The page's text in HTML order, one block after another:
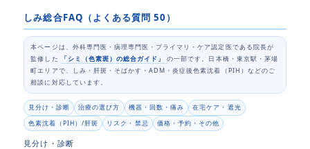
しみ総合FAQ（よくある質問 50）
本ページは、外科専門医・病理専門医・プライマリ・ケア認定医である院長が
監修した
「シミ（色素斑）の総合ガイド」の一部です。日本橋・東京駅・茅場
町エリアで、しみ・肝斑・そばかす・ADM・炎症後色素沈着（PIH）などのご
相談に対応しています。
見分け・診断 治療の選び方 機器・回数・痛み
在宅ケア・遮光
色素沈着（PIH）/肝斑
リスク・禁忌 価格・予約・その他
見分け・診断